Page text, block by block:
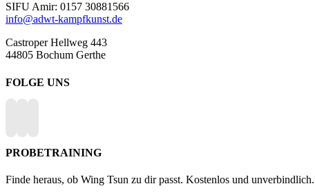
SIFU Amir: 0157 30881566
info@adwt-kampfkunst.de
Castroper Hellweg 443
44805 Bochum Gerthe
FOLGE UNS
PROBETRAINING
Finde heraus, ob Wing Tsun zu dir passt. Kostenlos und unverbindlich.